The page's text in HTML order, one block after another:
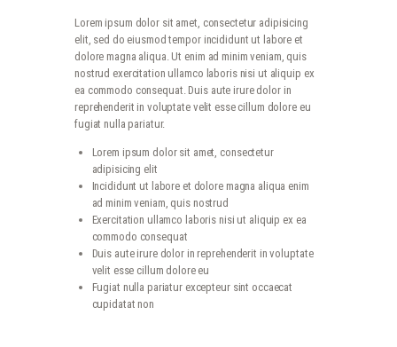
Lorem ipsum dolor sit amet, consectetur adipisicing
elit, sed do eiusmod tempor incididunt ut labore et
dolore magna aliqua. Ut enim ad minim veniam, quis
nostrud exercitation ullamco laboris nisi ut aliquip ex
ea commodo consequat. Duis aute irure dolor in
reprehenderit in voluptate velit esse cillum dolore eu
fugiat nulla pariatur.
Lorem ipsum dolor sit amet, consectetur
adipisicing elit
Incididunt ut labore et dolore magna aliqua enim
ad minim veniam, quis nostrud
Exercitation ullamco laboris nisi ut aliquip ex ea
commodo consequat
Duis aute irure dolor in reprehenderit in voluptate
velit esse cillum dolore eu
Fugiat nulla pariatur excepteur sint occaecat
cupidatat non